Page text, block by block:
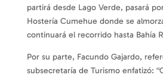
partirá desde Lago Verde, pasará
Hostería Cumehue donde se
continuará el recorrido hasta Bahía
Por su parte, Facundo Gajardo,
subsecretaría de Turismo enfatizó: